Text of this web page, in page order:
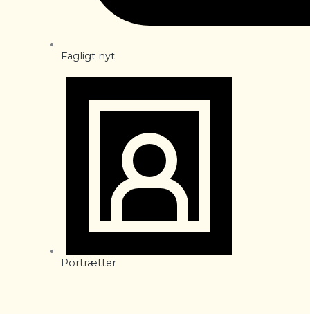
Fagligt nyt
Portrætter